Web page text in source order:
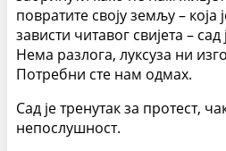
повратите своју земљу –
зависти читавог свијета –
Нема разлога, луксуза ни
Потребни сте нам одмах.
Сад је тренутак за протест,
непослушност.